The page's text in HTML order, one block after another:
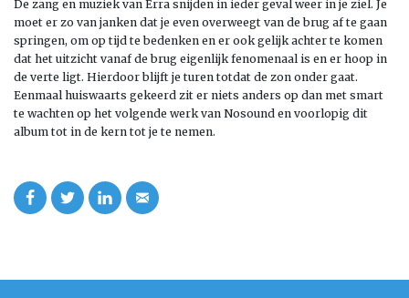
De zang en muziek van Erra snijden in ieder geval weer in je ziel. Je
moet er zo van janken dat je even overweegt van de brug af te gaan
springen, om op tijd te bedenken en er ook gelijk achter te komen
dat het uitzicht vanaf de brug eigenlijk fenomenaal is en er hoop in
de verte ligt. Hierdoor blijft je turen totdat de zon onder gaat.
Eenmaal huiswaarts gekeerd zit er niets anders op dan met smart
te wachten op het volgende werk van Nosound en voorlopig dit
album tot in de kern tot je te nemen.